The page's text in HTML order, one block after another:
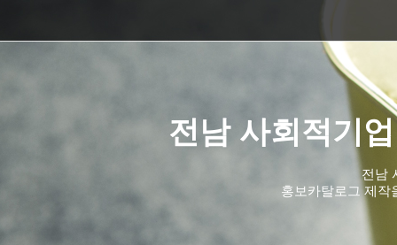
전남 사회적기
전남
홍보카탈로그 제작